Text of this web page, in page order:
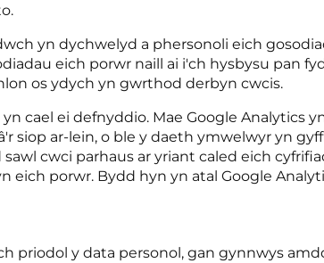
yn dychwelyd a phersonoli eich
eich porwr naill ai i'ch hysbysu pan
os ydych yn gwrthod derbyn cwcis.
cael ei defnyddio. Mae Google Analytics
ar-lein, o ble y daeth ymwelwyr yn
cwci parhaus ar yriant caled eich
eich porwr. Bydd hyn yn atal Google
priodol y data personol, gan gynnwys